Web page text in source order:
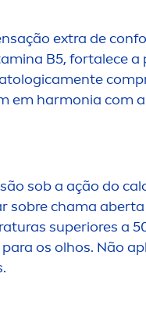
extra de
a B5, fortalece a
mente
em harmonia com
sob a ação do
chama
superiores a
os olhos. Não